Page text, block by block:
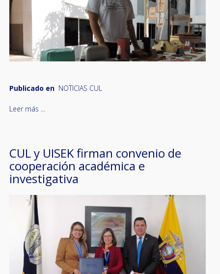
Publicado en NOTICIAS CUL
Leer más ...
CUL y UISEK firman convenio de
cooperación académica e
investigativa